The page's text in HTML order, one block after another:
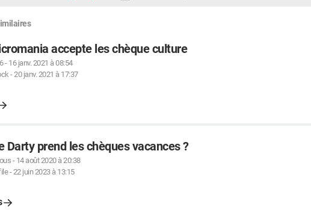
accepte les chèque culture
- 16 janv. 2021 à 08:54
-20 janv. 2021 à 17:37
Darty prend les chèques vacances ?
- 14 août 2020 à 20:38
-22 juin 2023 à 13:15